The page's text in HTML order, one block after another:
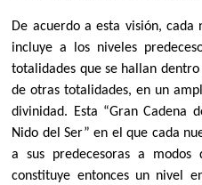
De acuerdo a esta visión,
incluye a los niveles
totalidades que se hallan
de otras totalidades, en un
divinidad. Esta “Gran Cadena
Nido del Ser” en el que cada
a sus predecesoras a modos
constituye entonces un nivel